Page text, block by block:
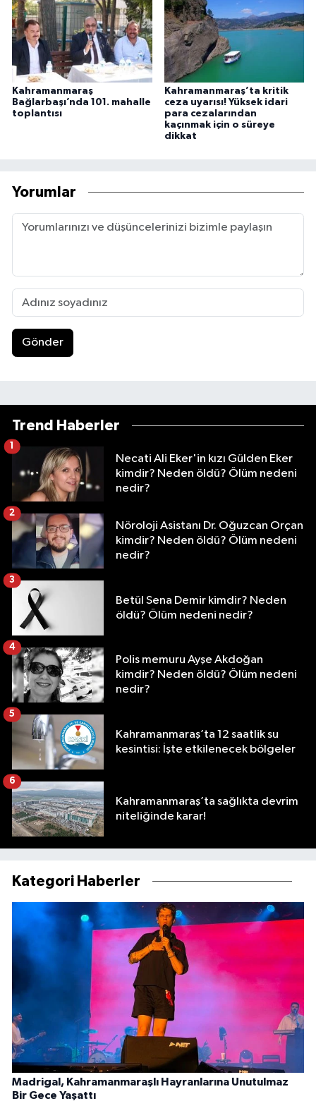
Kahramanmaraş
Bağlarbaşı’nda 101. mahalle
toplantısı
Kahramanmaraş’ta kritik
ceza uyarısı! Yüksek idari
para cezalarından
kaçınmak için o süreye
dikkat
Yorumlar
Gönder
Trend Haberler
Necati Ali Eker'in kızı Gülden Eker
kimdir? Neden öldü? Ölüm nedeni
nedir?
1
Nöroloji Asistanı Dr. Oğuzcan Orçan
kimdir? Neden öldü? Ölüm nedeni
nedir?
2
Betül Sena Demir kimdir? Neden
öldü? Ölüm nedeni nedir?
3
Polis memuru Ayşe Akdoğan
kimdir? Neden öldü? Ölüm nedeni
nedir?
4
Kahramanmaraş’ta 12 saatlik su
kesintisi: İşte etkilenecek bölgeler
5
Kahramanmaraş’ta sağlıkta devrim
niteliğinde karar!
6
Kategori Haberler
Madrigal, Kahramanmaraşlı Hayranlarına Unutulmaz
Bir Gece Yaşattı